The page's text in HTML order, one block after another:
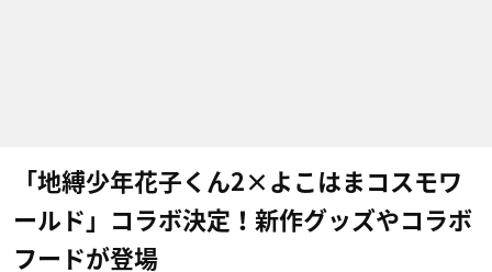
「地縛少年花子くん2×よこはまコスモワ
ールド」コラボ決定！新作グッズやコラボ
フードが登場